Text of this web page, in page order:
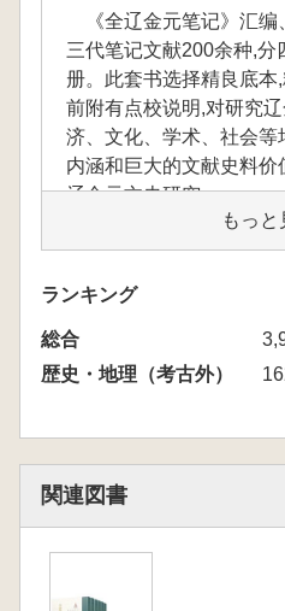
《全辽金元笔记》汇编
三代笔记文献200余种,分
册。此套书选择精良底
前附有点校说明,对研究
济、文化、学术、社会
内涵和巨大的文献史料价
辽金元文史研究。
第一册,收辽金元笔记六
事》《古杭杂记》《古
《钱塘遗事》《东南纪闻
第二册,收入元代前期文
《承华事略》《中堂事记
嘉话》四部核心作品。王
校正清人讳改的各类专名,
元初中书省、御史台、翰
十五),宋魏了翁撰,元方回
もっと
ランキング
総合
歴史・地理（考古外）
関連図書